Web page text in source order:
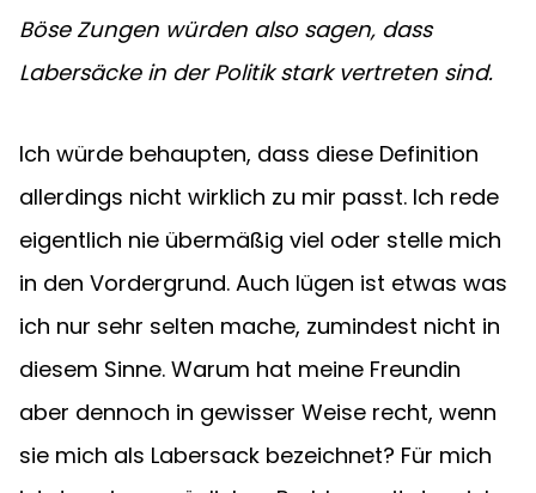
Böse Zungen würden also sagen, dass
Labersäcke in der Politik stark vertreten sind.
Ich würde behaupten, dass diese Definition
allerdings nicht wirklich zu mir passt. Ich rede
eigentlich nie übermäßig viel oder stelle mich
in den Vordergrund. Auch lügen ist etwas was
ich nur sehr selten mache, zumindest nicht in
diesem Sinne. Warum hat meine Freundin
aber dennoch in gewisser Weise recht, wenn
sie mich als Labersack bezeichnet? Für mich